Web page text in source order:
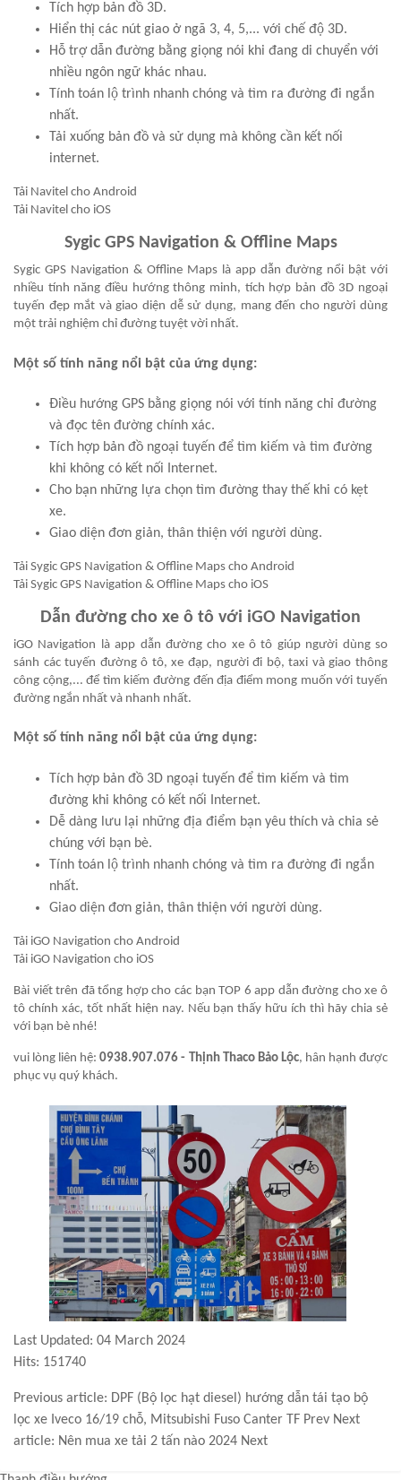
Tích hợp bản đồ 3D.
Hiển thị các nút giao ở ngã 3, 4, 5,... với chế độ 3D.
Hỗ trợ dẫn đường bằng giọng nói khi đang di chuyển với
nhiều ngôn ngữ khác nhau.
Tính toán lộ trình nhanh chóng và tìm ra đường đi ngắn
nhất.
Tải xuống bản đồ và sử dụng mà không cần kết nối
internet.
Tải Navitel cho Android
Tải Navitel cho iOS
Sygic GPS Navigation & Offline Maps
Sygic GPS Navigation & Offline Maps là app dẫn đường nổi bật với
nhiều tính năng điều hướng thông minh, tích hợp bản đồ 3D ngoại
tuyến đẹp mắt và giao diện dễ sử dụng, mang đến cho người dùng
một trải nghiệm chỉ đường tuyệt vời nhất.
Một số tính năng nổi bật của ứng dụng:
Điều hướng GPS bằng giọng nói với tính năng chỉ đường
và đọc tên đường chính xác.
Tích hợp bản đồ ngoại tuyến để tìm kiếm và tìm đường
khi không có kết nối Internet.
Cho bạn những lựa chọn tìm đường thay thế khi có kẹt
xe.
Giao diện đơn giản, thân thiện với người dùng.
Tải Sygic GPS Navigation & Offline Maps cho Android
Tải Sygic GPS Navigation & Offline Maps cho iOS
Dẫn đường cho xe ô tô với iGO Navigation
iGO Navigation là app dẫn đường cho xe ô tô giúp người dùng so
sánh các tuyến đường ô tô, xe đạp, người đi bộ, taxi và giao thông
công cộng,... để tìm kiếm đường đến địa điểm mong muốn với tuyến
đường ngắn nhất và nhanh nhất.
Một số tính năng nổi bật của ứng dụng:
Tích hợp bản đồ 3D ngoại tuyến để tìm kiếm và tìm
đường khi không có kết nối Internet.
Dễ dàng lưu lại những địa điểm bạn yêu thích và chia sẻ
chúng với bạn bè.
Tính toán lộ trình nhanh chóng và tìm ra đường đi ngắn
nhất.
Giao diện đơn giản, thân thiện với người dùng.
Tải iGO Navigation cho Android
Tải iGO Navigation cho iOS
Bài viết trên đã tổng hợp cho các bạn TOP 6 app dẫn đường cho xe ô
tô chính xác, tốt nhất hiện nay. Nếu bạn thấy hữu ích thì hãy chia sẻ
với bạn bè nhé!
vui lòng liên hệ:0938.907.076 - Thịnh Thaco Bảo Lộc, hân hạnh được
phục vụ quý khách.
Last Updated: 04 March 2024
Hits: 151740
Previous article: DPF (Bộ lọc hạt diesel) hướng dẫn tái tạo bộ
lọc xe Iveco 16/19 chỗ, Mitsubishi Fuso Canter TF Prev Next
article: Nên mua xe tải 2 tấn nào 2024 Next